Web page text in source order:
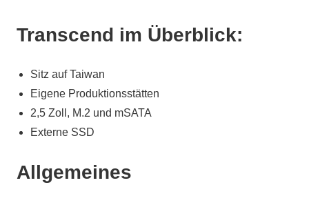
Transcend im Überblick:
Sitz auf Taiwan
Eigene Produktionsstätten
2,5 Zoll, M.2 und mSATA
Externe SSD
Allgemeines